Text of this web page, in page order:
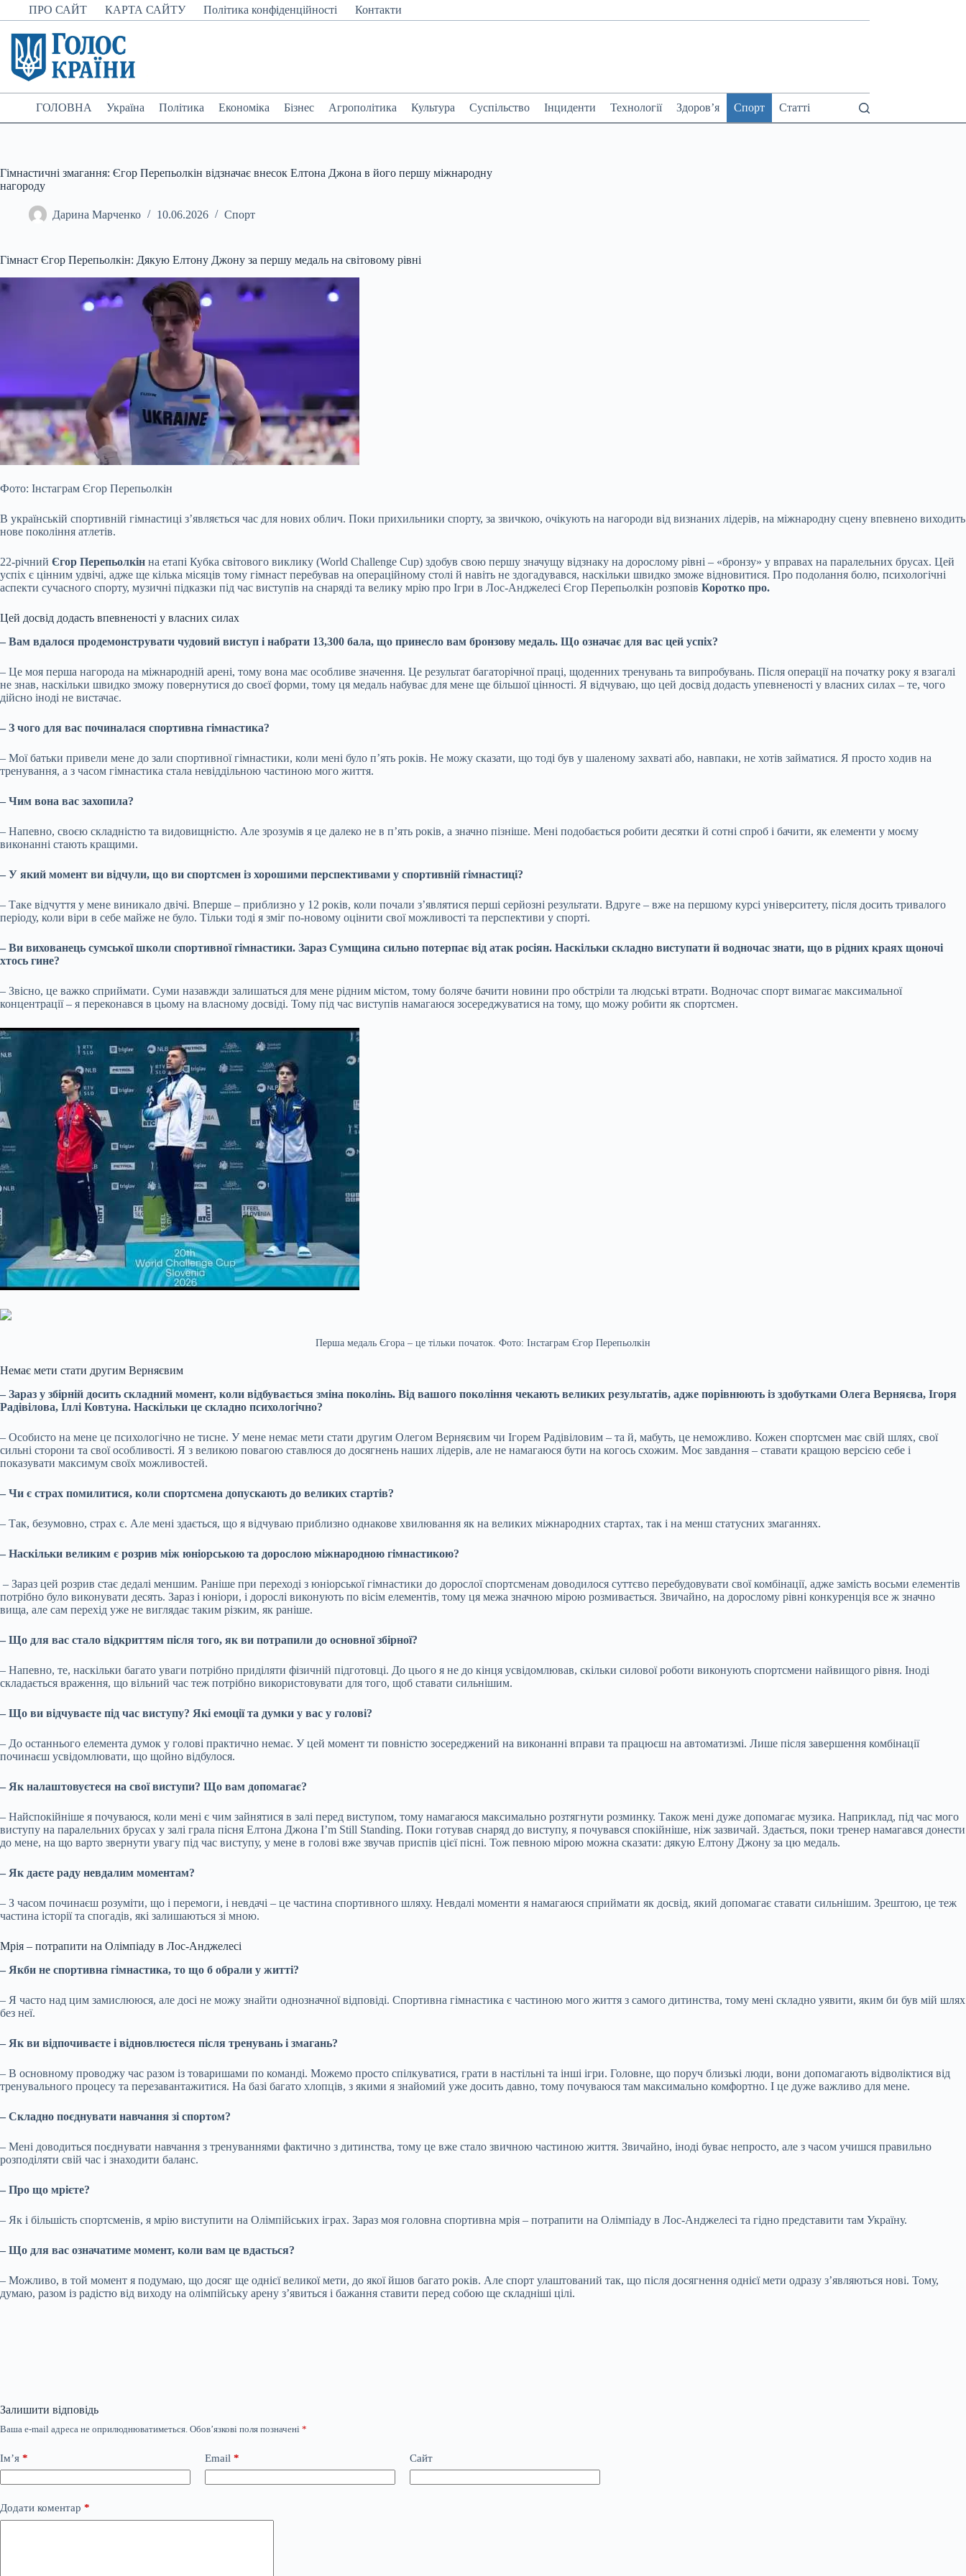
Перейти
до
вмісту
ПРО САЙТ КАРТА САЙТУ Політика конфіденційності Контакти
ГОЛОВНА Україна Політика Економіка Бізнес Агрополітика Культура Суспільство Інциденти Технології Здоров’я Спорт Статті
Гімнастичні змагання: Єгор Перепьолкін відзначає внесок Елтона Джона в його першу міжнародну
нагороду
Дарина Марченко 10.06.2026 Спорт
Гімнаст Єгор Перепьолкін: Дякую Елтону Джону за першу медаль на світовому рівні
Фото: Інстаграм Єгор Перепьолкін
В українській спортивній гімнастиці з’являється час для нових облич. Поки прихильники спорту, за звичкою, очікують на нагороди від визнаних лідерів, на міжнародну сцену впевнено виходить
нове покоління атлетів.
22-річний Єгор Перепьолкін на етапі Кубка світового виклику (World Challenge Cup) здобув свою першу значущу відзнаку на дорослому рівні – «бронзу» у вправах на паралельних брусах. Цей
успіх є цінним удвічі, адже ще кілька місяців тому гімнаст перебував на операційному столі й навіть не здогадувався, наскільки швидко зможе відновитися. Про подолання болю, психологічні
аспекти сучасного спорту, музичні підказки під час виступів на снаряді та велику мрію про Ігри в Лос-Анджелесі Єгор Перепьолкін розповів Коротко про.
Цей досвід додасть впевненості у власних силах
– Вам вдалося продемонструвати чудовий виступ і набрати 13,300 бала, що принесло вам бронзову медаль. Що означає для вас цей успіх?
– Це моя перша нагорода на міжнародній арені, тому вона має особливе значення. Це результат багаторічної праці, щоденних тренувань та випробувань. Після операції на початку року я взагалі
не знав, наскільки швидко зможу повернутися до своєї форми, тому ця медаль набуває для мене ще більшої цінності. Я відчуваю, що цей досвід додасть упевненості у власних силах – те, чого
дійсно іноді не вистачає.
– З чого для вас починалася спортивна гімнастика?
– Мої батьки привели мене до зали спортивної гімнастики, коли мені було п’ять років. Не можу сказати, що тоді був у шаленому захваті або, навпаки, не хотів займатися. Я просто ходив на
тренування, а з часом гімнастика стала невіддільною частиною мого життя.
– Чим вона вас захопила?
– Напевно, своєю складністю та видовищністю. Але зрозумів я це далеко не в п’ять років, а значно пізніше. Мені подобається робити десятки й сотні спроб і бачити, як елементи у моєму
виконанні стають кращими.
– У який момент ви відчули, що ви спортсмен із хорошими перспективами у спортивній гімнастиці?
– Таке відчуття у мене виникало двічі. Вперше – приблизно у 12 років, коли почали з’являтися перші серйозні результати. Вдруге – вже на першому курсі університету, після досить тривалого
періоду, коли віри в себе майже не було. Тільки тоді я зміг по-новому оцінити свої можливості та перспективи у спорті.
– Ви вихованець сумської школи спортивної гімнастики. Зараз Сумщина сильно потерпає від атак росіян. Наскільки складно виступати й водночас знати, що в рідних краях щоночі
хтось гине?
– Звісно, це важко сприймати. Суми назавжди залишаться для мене рідним містом, тому боляче бачити новини про обстріли та людські втрати. Водночас спорт вимагає максимальної
концентрації – я переконався в цьому на власному досвіді. Тому під час виступів намагаюся зосереджуватися на тому, що можу робити як спортсмен.
Перша медаль Єгора – це тільки початок. Фото: Інстаграм Єгор Перепьолкін
Немає мети стати другим Верняєвим
– Зараз у збірній досить складний момент, коли відбувається зміна поколінь. Від вашого покоління чекають великих результатів, адже порівнюють із здобутками Олега Верняєва, Ігоря
Радівілова, Іллі Ковтуна. Наскільки це складно психологічно?
– Особисто на мене це психологічно не тисне. У мене немає мети стати другим Олегом Верняєвим чи Ігорем Радівіловим – та й, мабуть, це неможливо. Кожен спортсмен має свій шлях, свої
сильні сторони та свої особливості. Я з великою повагою ставлюся до досягнень наших лідерів, але не намагаюся бути на когось схожим. Моє завдання – ставати кращою версією себе і
показувати максимум своїх можливостей.
– Чи є страх помилитися, коли спортсмена допускають до великих стартів?
– Так, безумовно, страх є. Але мені здається, що я відчуваю приблизно однакове хвилювання як на великих міжнародних стартах, так і на менш статусних змаганнях.
– Наскільки великим є розрив між юніорською та дорослою міжнародною гімнастикою?
– Зараз цей розрив стає дедалі меншим. Раніше при переході з юніорської гімнастики до дорослої спортсменам доводилося суттєво перебудовувати свої комбінації, адже замість восьми елементів
потрібно було виконувати десять. Зараз і юніори, і дорослі виконують по вісім елементів, тому ця межа значною мірою розмивається. Звичайно, на дорослому рівні конкуренція все ж значно
вища, але сам перехід уже не виглядає таким різким, як раніше.
– Що для вас стало відкриттям після того, як ви потрапили до основної збірної?
– Напевно, те, наскільки багато уваги потрібно приділяти фізичній підготовці. До цього я не до кінця усвідомлював, скільки силової роботи виконують спортсмени найвищого рівня. Іноді
складається враження, що вільний час теж потрібно використовувати для того, щоб ставати сильнішим.
– Що ви відчуваєте під час виступу? Які емоції та думки у вас у голові?
– До останнього елемента думок у голові практично немає. У цей момент ти повністю зосереджений на виконанні вправи та працюєш на автоматизмі. Лише після завершення комбінації
починаєш усвідомлювати, що щойно відбулося.
– Як налаштовуєтеся на свої виступи? Що вам допомагає?
– Найспокійніше я почуваюся, коли мені є чим зайнятися в залі перед виступом, тому намагаюся максимально розтягнути розминку. Також мені дуже допомагає музика. Наприклад, під час мого
виступу на паралельних брусах у залі грала пісня Елтона Джона I’m Still Standing. Поки готував снаряд до виступу, я почувався спокійніше, ніж зазвичай. Здається, поки тренер намагався донести
до мене, на що варто звернути увагу під час виступу, у мене в голові вже звучав приспів цієї пісні. Тож певною мірою можна сказати: дякую Елтону Джону за цю медаль.
– Як даєте раду невдалим моментам?
– З часом починаєш розуміти, що і перемоги, і невдачі – це частина спортивного шляху. Невдалі моменти я намагаюся сприймати як досвід, який допомагає ставати сильнішим. Зрештою, це теж
частина історії та спогадів, які залишаються зі мною.
Мрія – потрапити на Олімпіаду в Лос-Анджелесі
– Якби не спортивна гімнастика, то що б обрали у житті?
– Я часто над цим замислююся, але досі не можу знайти однозначної відповіді. Спортивна гімнастика є частиною мого життя з самого дитинства, тому мені складно уявити, яким би був мій шлях
без неї.
– Як ви відпочиваєте і відновлюєтеся після тренувань і змагань?
– В основному проводжу час разом із товаришами по команді. Можемо просто спілкуватися, грати в настільні та інші ігри. Головне, що поруч близькі люди, вони допомагають відволіктися від
тренувального процесу та перезавантажитися. На базі багато хлопців, з якими я знайомий уже досить давно, тому почуваюся там максимально комфортно. І це дуже важливо для мене.
– Складно поєднувати навчання зі спортом?
– Мені доводиться поєднувати навчання з тренуваннями фактично з дитинства, тому це вже стало звичною частиною життя. Звичайно, іноді буває непросто, але з часом учишся правильно
розподіляти свій час і знаходити баланс.
– Про що мрієте?
– Як і більшість спортсменів, я мрію виступити на Олімпійських іграх. Зараз моя головна спортивна мрія – потрапити на Олімпіаду в Лос-Анджелесі та гідно представити там Україну.
– Що для вас означатиме момент, коли вам це вдасться?
– Можливо, в той момент я подумаю, що досяг ще однієї великої мети, до якої йшов багато років. Але спорт улаштований так, що після досягнення однієї мети одразу з’являються нові. Тому,
думаю, разом із радістю від виходу на олімпійську арену з’явиться і бажання ставити перед собою ще складніші цілі.
Залишити відповідь
Ваша e-mail адреса не оприлюднюватиметься. Обов’язкові поля позначені *
Ім’я * Email * Сайт
Додати коментар *